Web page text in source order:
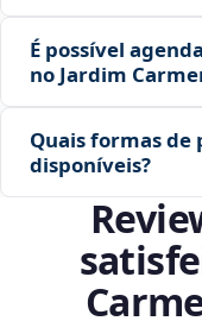
É possível
no Jardim
Quais formas de
disponíveis?